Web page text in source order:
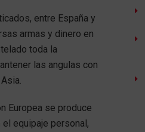
entre España y
armas y dinero en
toda la
las angulas con
Europea se produce
equipaje personal,